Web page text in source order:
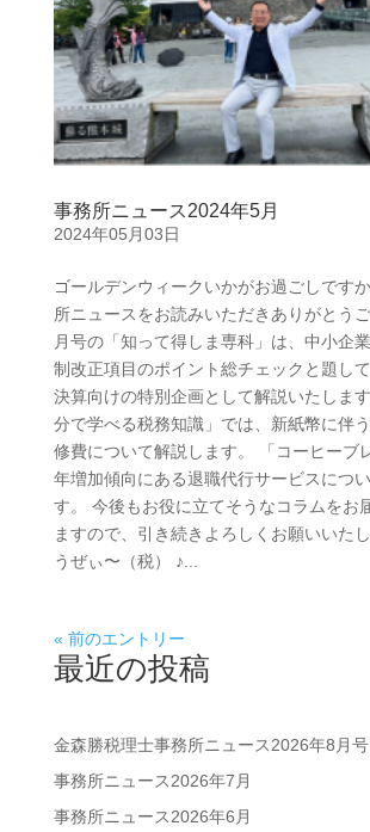
事務所ニュース2024年5月
2024年05月03日
ゴールデンウィークいかがお過ごしです
所ニュースをお読みいただきありがとう
月号の「知って得しま専科」は、中小企
制改正項目のポイント総チェックと題し
決算向けの特別企画として解説いたしま
分で学べる税務知識」では、新紙幣に伴
修費について解説します。 「コーヒーブ
年増加傾向にある退職代行サービスにつ
す。 今後もお役に立てそうなコラムをお
ますので、引き続きよろしくお願いいた
うぜぃ〜（税） ♪...
« 前のエントリー
最近の投稿
金森勝税理士事務所ニュース2026年8月号
事務所ニュース2026年7月
事務所ニュース2026年6月